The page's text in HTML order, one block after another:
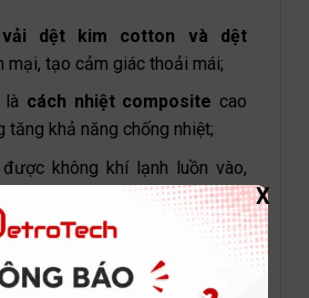
vải dệt kim cotton và dệt
mại, tạo cảm giác thoải mái;
là cách nhiệt composite cao
tăng khả năng chống nhiệt;
không khí lạnh luồn vào,
thấm nước, giữ ấmcho đôi
trường có nhiệt độ từ -260 ℃ ~
X